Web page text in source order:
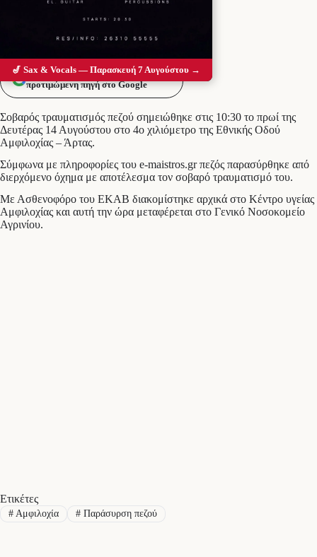
Προσθέστε το Messolonghi Voice ως
προτιμώμενη πηγή στο Google
Σοβαρός τραυματισμός πεζού σημειώθηκε στις 10:30 το πρωί της
Δευτέρας 14 Αυγούστου στο 4ο χιλιόμετρο της Εθνικής Οδού
Αμφιλοχίας – Άρτας.
Σύμφωνα με πληροφορίες του e-maistros.gr πεζός παρασύρθηκε από
διερχόμενο όχημα με αποτέλεσμα τον σοβαρό τραυματισμό του.
Με Ασθενοφόρο του ΕΚΑΒ διακομίστηκε αρχικά στο Κέντρο υγείας
Αμφιλοχίας και αυτή την ώρα μεταφέρεται στο Γενικό Νοσοκομείο
Αγρινίου.
Ετικέτες
#Αμφιλοχία #Παράσυρση πεζού
🎷 Sax & Vocals — Παρασκευή 7 Αυγούστου →